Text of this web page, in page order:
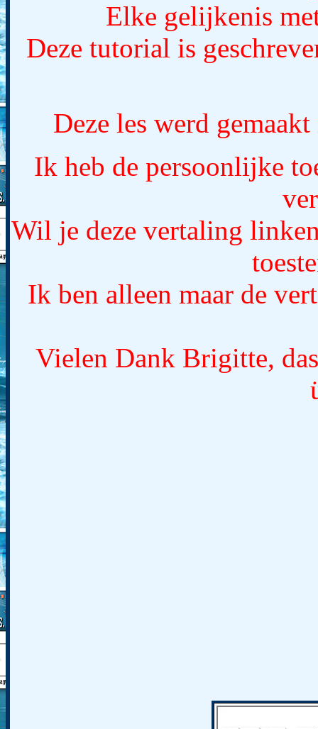
Elke gelijkenis
Deze tutorial is
Deze les werd
Ik heb de persoonlijke
Wil je deze vertaling
Ik ben alleen maar de
Vielen Dank Brigitte,